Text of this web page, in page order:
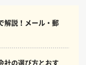
解説！メール・郵
社の選び方とおす